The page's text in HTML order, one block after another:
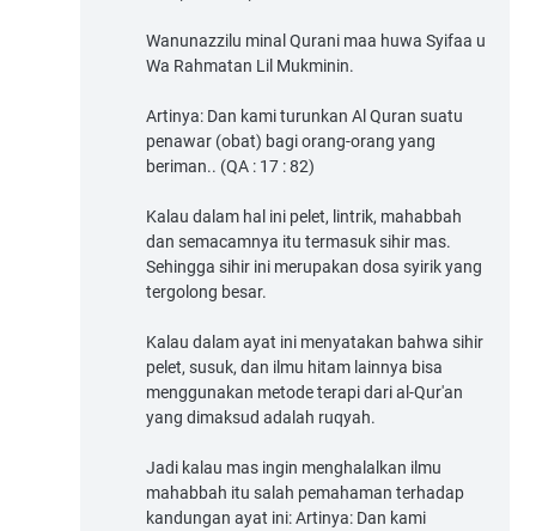
Wanunazzilu minal Qurani maa huwa Syifaa u
Wa Rahmatan Lil Mukminin.
Artinya: Dan kami turunkan Al Quran suatu
penawar (obat) bagi orang-orang yang
beriman.. (QA : 17 : 82)
Kalau dalam hal ini pelet, lintrik, mahabbah
dan semacamnya itu termasuk sihir mas.
Sehingga sihir ini merupakan dosa syirik yang
tergolong besar.
Kalau dalam ayat ini menyatakan bahwa sihir
pelet, susuk, dan ilmu hitam lainnya bisa
menggunakan metode terapi dari al-Qur'an
yang dimaksud adalah ruqyah.
Jadi kalau mas ingin menghalalkan ilmu
mahabbah itu salah pemahaman terhadap
kandungan ayat ini: Artinya: Dan kami